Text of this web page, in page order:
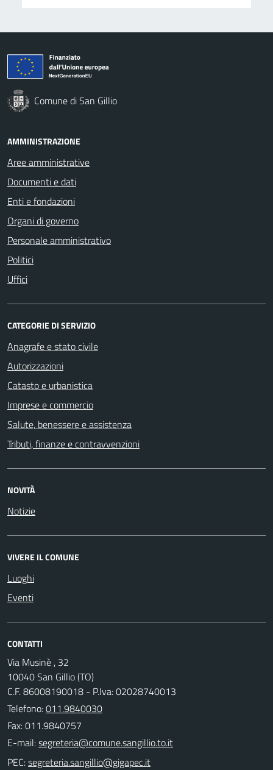
Comune di San Gillio
AMMINISTRAZIONE
Aree amministrative
Documenti e dati
Enti e fondazioni
Organi di governo
Personale amministrativo
Politici
Uffici
CATEGORIE DI SERVIZIO
Anagrafe e stato civile
Autorizzazioni
Catasto e urbanistica
Imprese e commercio
Salute, benessere e assistenza
Tributi, finanze e contravvenzioni
NOVITÀ
Notizie
VIVERE IL COMUNE
Luoghi
Eventi
CONTATTI
Via Musinè , 32
10040 San Gillio (TO)
C.F. 86008190018 - P.Iva: 02028740013
Telefono:011.9840030
Fax: 011.9840757
E-mail:
PEC: